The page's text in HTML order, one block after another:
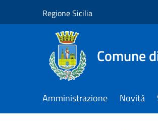
Regione Sicilia
Comune
Amministrazione Novità